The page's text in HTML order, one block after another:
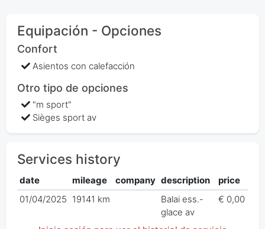
Equipación - Opciones
Confort
Asientos con calefacción
Otro tipo de opciones
"m sport"
Sièges sport av
Services history
date mileage company description
price
01/04/2025 19141 km
Balai ess.-
glace av
€ 0,00